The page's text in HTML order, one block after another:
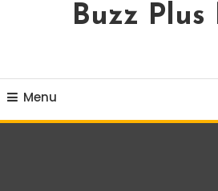
Buzz Plus
Menu